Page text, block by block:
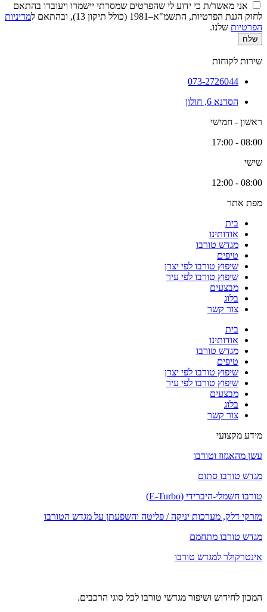
אני מאשר/ת כי ידוע לי שהפרטים שמסרתי יישמרו ויעובדו בהתאם
לחוק הגנת הפרטיות, התשמ"א–1981 (כולל תיקון 13), ובהתאם ל
מדיניות
הפרטיות שלנו.
שלח
שירות לקוחות
073-2726044
הסדנא 6, חולון
ראשון - חמישי
08:00 - 17:00
שישי
08:00 - 12:00
מפת אתר
בית
אודותינו
מגדש טורבו
טיפים
שיפוץ טורבו לפי יצרן
שיפוץ טורבו לפי עיר
מבצעים
בלוג
צור קשר
בית
אודותינו
מגדש טורבו
טיפים
שיפוץ טורבו לפי יצרן
שיפוץ טורבו לפי עיר
מבצעים
בלוג
צור קשר
מידע מקצועי
עשן מהאגזוז וטורבו
מגדש טורבו סתום
טורבו חשמלי-היברידי (E-Turbo)
מזרקי דלק, מערכות יניקה / פליטה והשפעתן על מגדש הטורבו
מגדש טורבו מתחמם
אינטרקולר למגדש טורבו
המכון לחידוש ושיפור מגדשי טורבו לכל סוגי הרכבים.